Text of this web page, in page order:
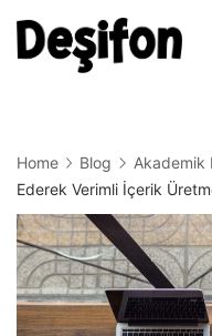
Skip
to
Home Blog Akademik
Ederek Verimli İçerik